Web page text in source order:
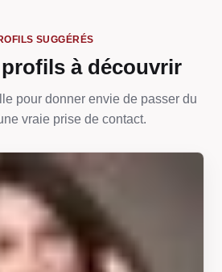
SUGGÉRÉS
à découvrir
pour donner envie de passer du
vraie prise de contact.